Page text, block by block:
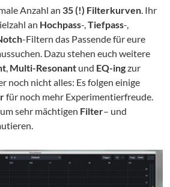
Anzahl an 35 (!) Filterkurven. Ihr
an Hochpass-,Tiefpass-,
-Filtern das Passende für eure
Dazu stehen euch weitere
, Multi-Resonant und EQ-ingzur
noch nicht alles: Es folgen einige
für noch mehr Experimentierfreude.
sehr mächtigen Filter– und